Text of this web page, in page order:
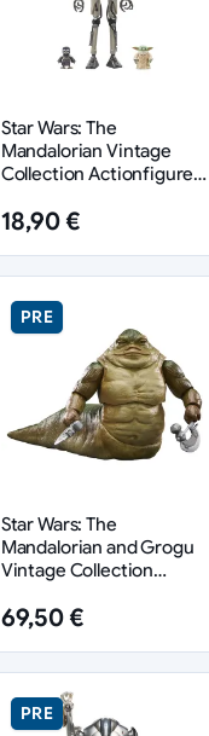
Star Wars: The
Mandalorian Vintage
Collection Actionfiguren
Anzellan 10 cm
18,90 €
PRE
Star Wars: The
Mandalorian and Grogu
Vintage Collection
Hutt 10 cm
69,50 €
PRE